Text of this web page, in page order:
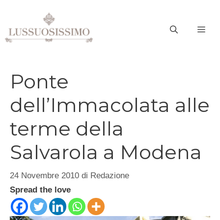
contenuto
Ponte
dell’Immacolata alle
terme della
Salvarola a Modena
24 Novembre 2010 di Redazione
Spread the love